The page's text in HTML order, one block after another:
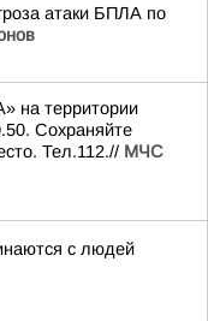
атаки БПЛА по
на территории
Сохраняйте
Тел.112.// МЧС
с людей